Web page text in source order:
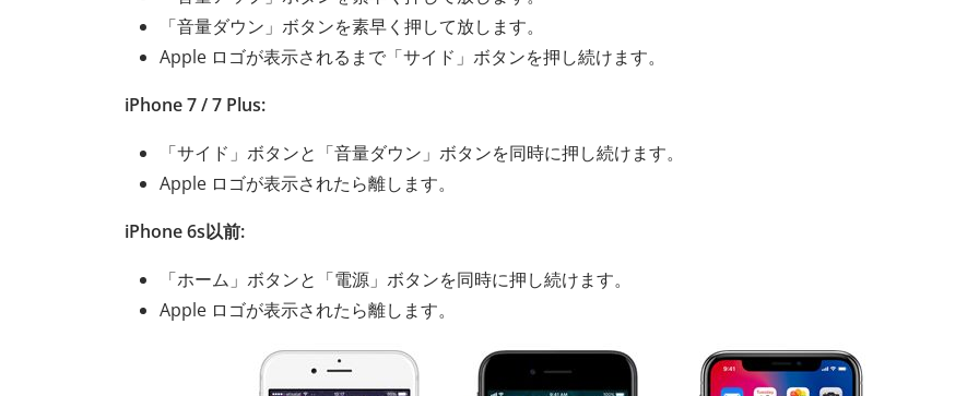
「音量ダウン」ボタンを素早く押して放します。
Apple ロゴが表示されるまで「サイド」ボタンを押し続けます。
iPhone 7 / 7 Plus:
「サイド」ボタンと「音量ダウン」ボタンを同時に押し続けます。
Apple ロゴが表示されたら離します。
iPhone 6s以前:
「ホーム」ボタンと「電源」ボタンを同時に押し続けます。
Apple ロゴが表示されたら離します。